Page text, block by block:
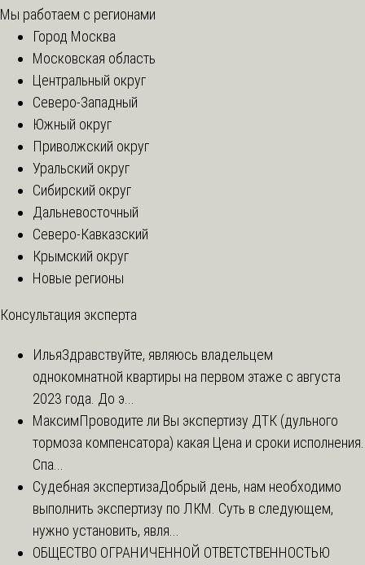
Мы работаем с регионами
Город Москва
Московская область
Центральный округ
Северо-Западный
Южный округ
Приволжский округ
Уральский округ
Сибирский округ
Дальневосточный
Северо-Кавказский
Крымский округ
Новые регионы
Консультация эксперта
ИльяЗдравствуйте, являюсь владельцем
однокомнатной квартиры на первом этаже с августа
2023 года. До э...
МаксимПроводите ли Вы экспертизу ДТК (дульного
тормоза компенсатора) какая Цена и сроки исполнения.
Спа...
Судебная экспертизаДобрый день, нам необходимо
выполнить экспертизу по ЛКМ. Суть в следующем,
нужно установить, явля...
ОБЩЕСТВО ОГРАНИЧЕННОЙ ОТВЕТСТВЕННОСТЬЮ